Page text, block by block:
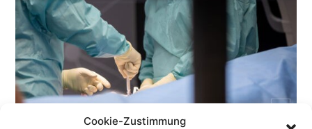
Cookie-Zustimmung